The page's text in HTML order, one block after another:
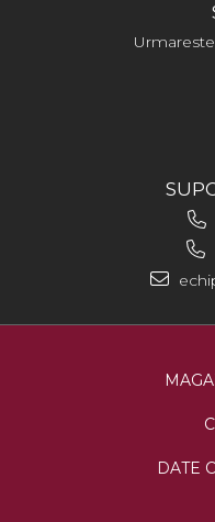
DATE